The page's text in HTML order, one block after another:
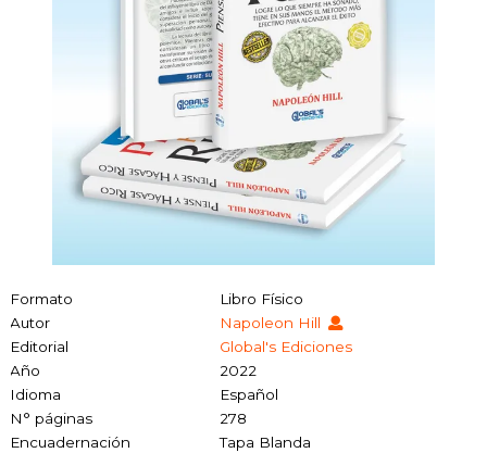
Formato
Libro Físico
Autor
Napoleon Hill
Editorial
Global's Ediciones
Año
2022
Idioma
Español
N° páginas
278
Encuadernación
Tapa Blanda